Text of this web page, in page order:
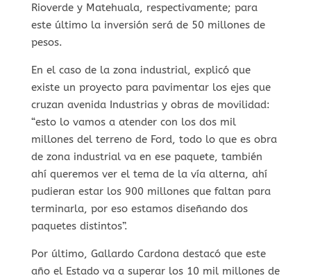
Rioverde y Matehuala, respectivamente; para
este último la inversión será de 50 millones de
pesos.
En el caso de la zona industrial, explicó que
existe un proyecto para pavimentar los ejes que
cruzan avenida Industrias y obras de movilidad:
“esto lo vamos a atender con los dos mil
millones del terreno de Ford, todo lo que es obra
de zona industrial va en ese paquete, también
ahí queremos ver el tema de la vía alterna, ahí
pudieran estar los 900 millones que faltan para
terminarla, por eso estamos diseñando dos
paquetes distintos”.
Por último, Gallardo Cardona destacó que este
año el Estado va a superar los 10 mil millones de